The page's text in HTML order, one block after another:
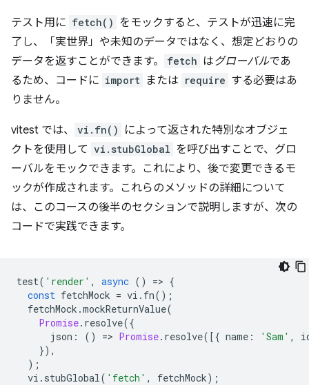
テスト用に fetch() をモックすると、テストが迅速に完
了し、「実世界」や未知のデータではなく、想定どおりの
データを返すことができます。
fetch はグローバルであ
るため、コードに import または require する必要はあ
りません。
vitest では、 vi.fn()
によって返された特別なオブジェ
クトを使用して vi.stubGlobal を呼び出すことで、グロ
ーバルをモックできます。これにより、後で変更できるモ
ックが作成されます。これらのメソッドの詳細について
は、このコースの後半のセクションで説明しますが、次の
コードで実践できます。
test( 'render' , async () => {
const fetchMock = vi . fn();
fetchMock .mockReturnValue(
Promise. resolve({
json : () => Promise. resolve([{ name : 'Sam' ,
}),
);
vi . stubGlobal( 'fetch' , fetchMock);